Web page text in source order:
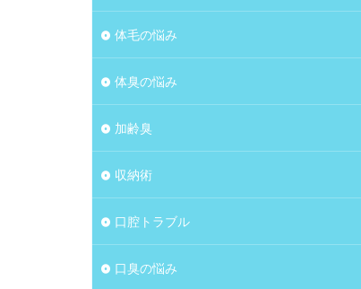
体毛の悩み
体臭の悩み
加齢臭
収納術
口腔トラブル
口臭の悩み